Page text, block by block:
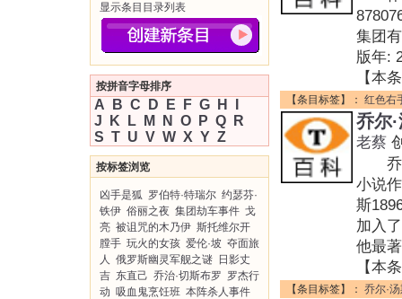
显示条目目录列表
按拼音字母排序
A B C D E F G H
J
K L M N O P Q
R
S T U V W X Y Z
按标签浏览
凶手是狐 罗伯特·特瑞尔 约瑟芬·
铁伊 俗丽之夜 集团劫车事件 戈
亮 被诅咒的木乃伊 斯托维尔开
膛手 玩火的女孩 爱伦·坡 夺面旅
人 俄罗斯幽灵军舰之谜 日影丈
吉 东直己 乔治·切斯布罗 罗杰行
动 吸血鬼烹饪班 本阵杀人事件
集团
版年:
【本
【条目标签】： 红色右
乔尔
老蔡
乔尔
小说
斯
加入
他最
【本
【条目标签】： 乔尔·